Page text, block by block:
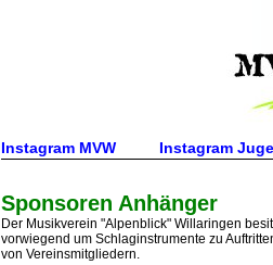
Instagram MVW Instagram
Sponsoren Anhänger
Der Musikverein "Alpenblick" Willaringen
vorwiegend um Schlaginstrumente zu
von Vereinsmitgliedern.